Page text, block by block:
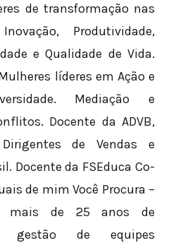
de transformação nas
Produtividade,
e Qualidade de Vida.
líderes em Ação e
Mediação e
Docente da ADVB,
de Vendas e
Docente da FSEduca Co-
de mim Você Procura –
mais de 25 anos de
gestão de equipes